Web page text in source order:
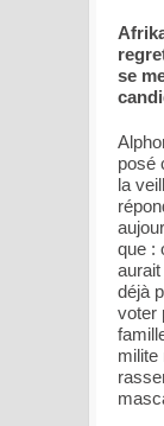
se
posé
la
que :
déjà
voter
milite